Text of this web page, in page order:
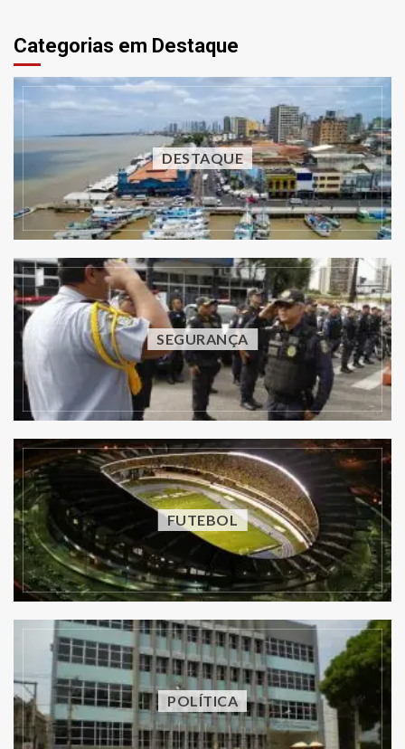
Categorias em Destaque
DESTAQUE
SEGURANÇA
FUTEBOL
POLÍTICA